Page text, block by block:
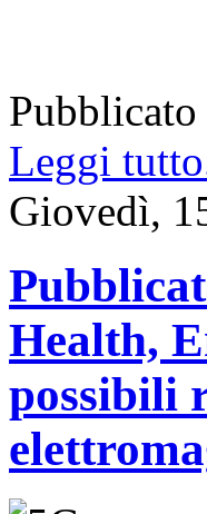
Leggi
Giovedì,
Health,
possibili